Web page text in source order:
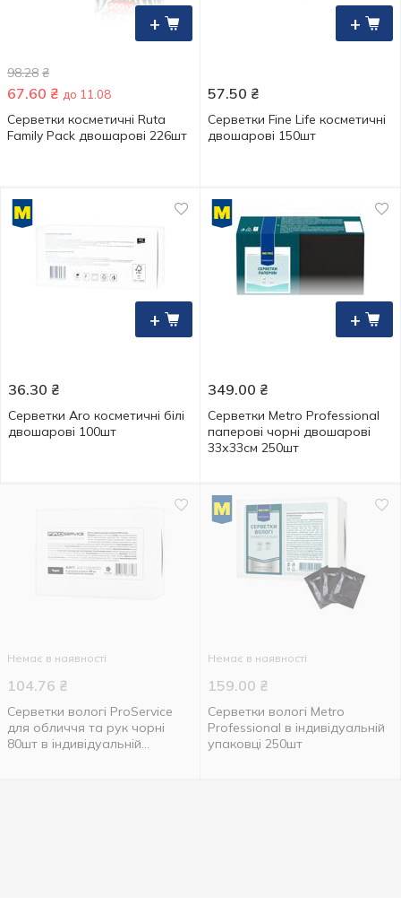
+
98.28 ₴
67.60 ₴ до 11.08
Серветки косметичні Ruta
Family Pack двошарові 226шт
+
57.50 ₴
Серветки Fine Life косметичні
двошарові 150шт
+
36.30 ₴
Серветки Aro косметичні білі
двошарові 100шт
+
349.00 ₴
Серветки Metro Professional
паперові чорні двошарові
33х33см 250шт
Немає в наявності
104.76 ₴
Серветки вологі ProService
для обличчя та рук чорні
80шт в індивідуальній
Немає в наявності
159.00 ₴
Серветки вологі Metro
Professional в індивідуальній
упаковці 250шт